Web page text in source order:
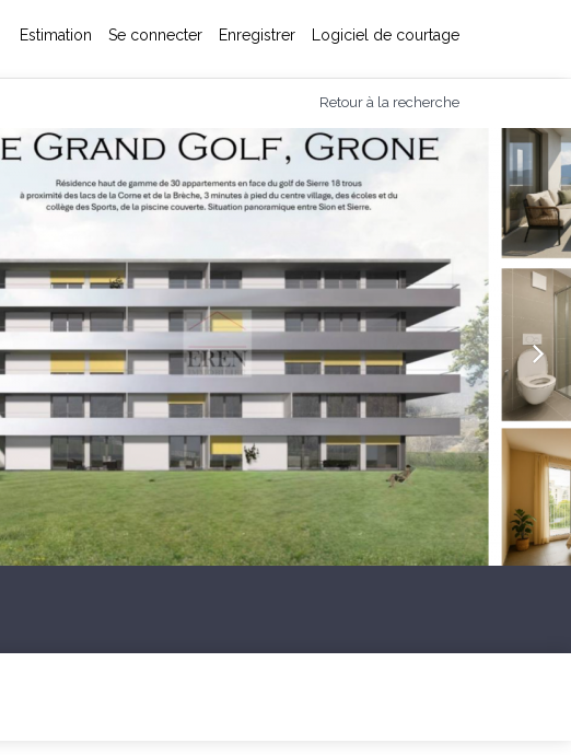
Estimation Se connecter Enregistrer Logiciel de courtage
Retour à la recherche